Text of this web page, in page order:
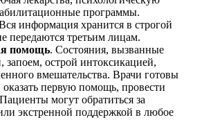
программы.
информация хранится в строгой
передаются третьим лицам.
помощь. Состояния, вызванные
запоем, острой интоксикацией,
вмешательства. Врачи готовы
первую помощь, провести
могут обратиться за
экстренной поддержкой в любое